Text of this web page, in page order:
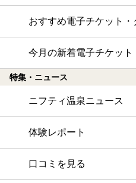
おすすめ電子チケット・
今月の新着電子チケット
特集・ニュース
ニフティ温泉ニュース
体験レポート
口コミを見る